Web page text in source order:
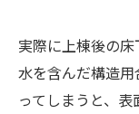
実際に上棟後の
水を含んだ構造
ってしまうと、